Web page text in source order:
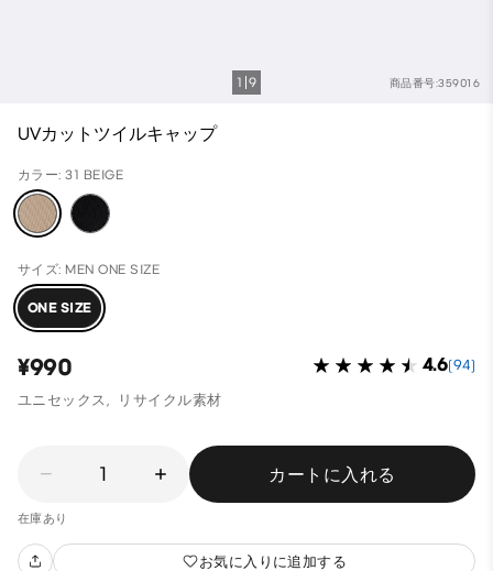
商品番号:359016
1 9
UVカットツイルキャップ
カラー: 31 BEIGE
サイズ: MEN ONE SIZE
ONE SIZE
¥990 4.6(94)
ユニセックス, リサイクル素材
1 カートに入れる
在庫あり
お気に入りに追加する